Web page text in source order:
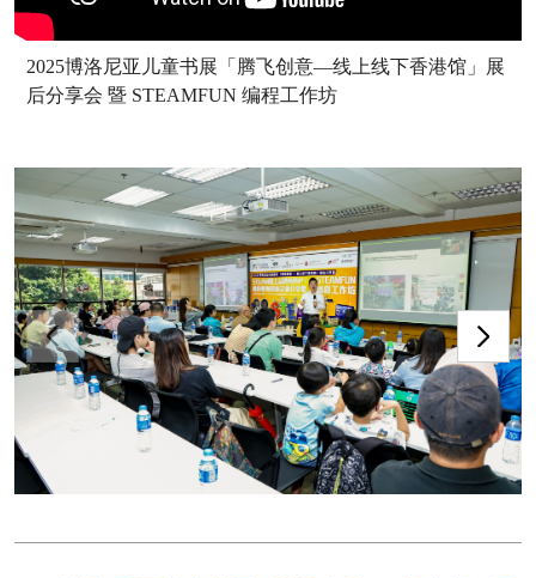
2025博洛尼亚儿童书展「腾飞创意—线上线下香港馆」展
后分享会 暨 STEAMFUN 编程工作坊